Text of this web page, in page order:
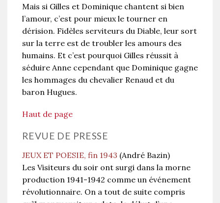
Mais si Gilles et Dominique chantent si bien
l’amour, c’est pour mieux le tourner en
dérision. Fidèles serviteurs du Diable, leur sort
sur la terre est de troubler les amours des
humains. Et c’est pourquoi Gilles réussit à
séduire Anne cependant que Dominique gagne
les hommages du chevalier Renaud et du
baron Hugues.
Haut de page
REVUE DE PRESSE
JEUX ET POESIE, fin 1943 (André Bazin)
Les Visiteurs du soir ont surgi dans la morne
production 1941-1942 comme un événement
révolutionnaire. On a tout de suite compris